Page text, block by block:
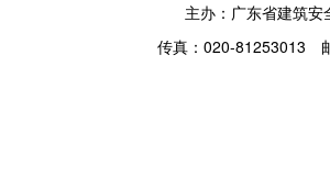
主办：广东省建筑安
传真：020-81253013